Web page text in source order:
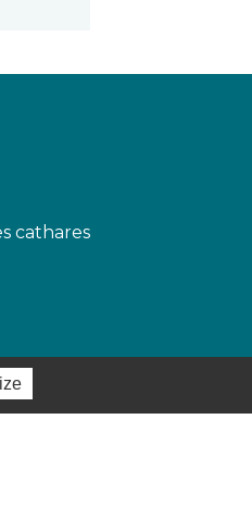
cathares